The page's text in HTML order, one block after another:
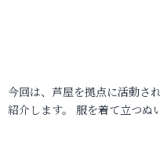
今回は、芦屋を拠点に活動さ
紹介します。 服を着て立つぬ